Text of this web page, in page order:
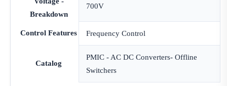
Breakdown
700V
Control Features Frequency Control
Catalog
PMIC - AC DC Converters- Offline
Switchers